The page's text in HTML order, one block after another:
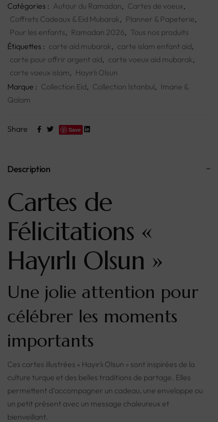
Catégories : Autour du Ramadan, Cartes de voeux,
Coffrets Cadeaux & Eid Mubarak , Planner & Papeterie,
Pour les enfants, Ramadan 2026, Tous nos produits
Étiquettes : carte aid mubarak , carte islam enfant aid,
carte pour offrir argent aid, carte voeux aid mubarak ,
carte voeux islam, Hayırlı Olsun
Marque : Collection Eid, Collection Istanbul, Imane &
Qalam
Share Save
Description
Cartes de
Félicitations «
Hayırlı Olsun »
Une jolie attention pour
célébrer les moments
importants
Ces cartes illustrées « Hayırlı Olsun » sont inspirées de la
culture turque et des belles traditions de partage. Elles
permettent d’accompagner un cadeau, une enveloppe ou
un petit présent avec un message chaleureux et
bienveillant.